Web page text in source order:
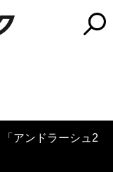
「アンドラーシュ2